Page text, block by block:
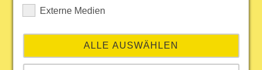
Im Rahmen des Förderprogramms
Informationen, Beratung und Qualifizierungzu
zentralen Themen wie
Externe Medien
ALLE AUSWÄHLEN